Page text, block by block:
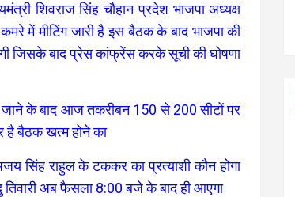
शिवराज सिंह चौहान प्रदेश भाजपा अध्यक्ष
में मीटिंग जारी है इस बैठक के बाद भाजपा की
जिसके बाद प्रेस कांफ्रेंस करके सूची की घोषणा
जाने के बाद आज तकरीबन 150 से 200 सीटों पर
है बैठक खत्म होने का
सिंह राहुल के टककर का प्रत्याशी कौन होगा
तिवारी अब फैसला 8:00 बजे के बाद ही आएगा